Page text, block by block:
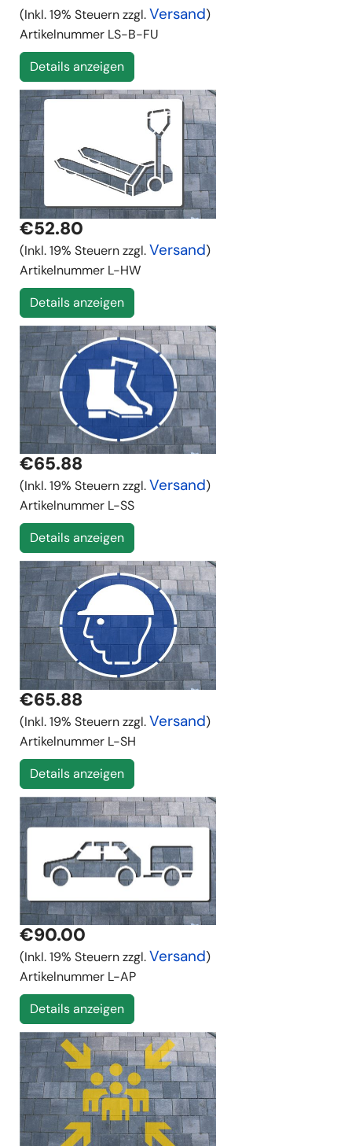
(Inkl. 19% Steuern zzgl.Versand)
Artikelnummer LS-B-FU
Details anzeigen
€52.80
(Inkl. 19% Steuern zzgl.Versand)
Artikelnummer L-HW
Details anzeigen
€65.88
(Inkl. 19% Steuern zzgl.Versand)
Artikelnummer L-SS
Details anzeigen
€65.88
(Inkl. 19% Steuern zzgl.Versand)
Artikelnummer L-SH
Details anzeigen
€90.00
(Inkl. 19% Steuern zzgl.Versand)
Artikelnummer L-AP
Details anzeigen